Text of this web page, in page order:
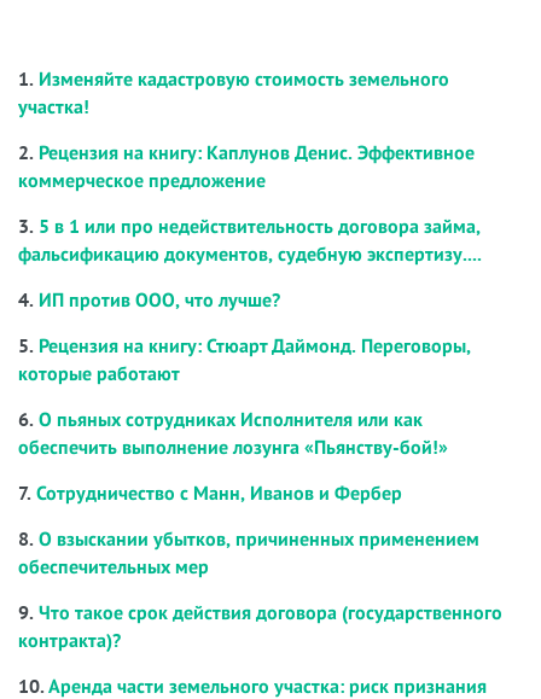
1. Изменяйте кадастровую стоимость земельного
участка!
2. Рецензия на книгу: Каплунов Денис. Эффективное
коммерческое предложение
3. 5 в 1 или про недействительность договора займа,
фальсификацию документов, судебную экспертизу....
4. ИП против ООО, что лучше?
5. Рецензия на книгу: Стюарт Даймонд. Переговоры,
которые работают
6. О пьяных сотрудниках Исполнителя или как
обеспечить выполнение лозунга «Пьянству-бой!»
7. Сотрудничество с Манн, Иванов и Фербер
8. О взыскании убытков, причиненных применением
обеспечительных мер
9. Что такое срок действия договора (государственного
контракта)?
10. Аренда части земельного участка: риск признания